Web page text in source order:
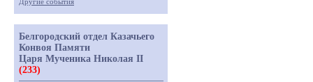
Белгородский отдел Казачьего
Конвоя Памяти
Царя Мученика Николая II
(233)